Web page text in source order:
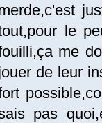
le
me
de leur
pas